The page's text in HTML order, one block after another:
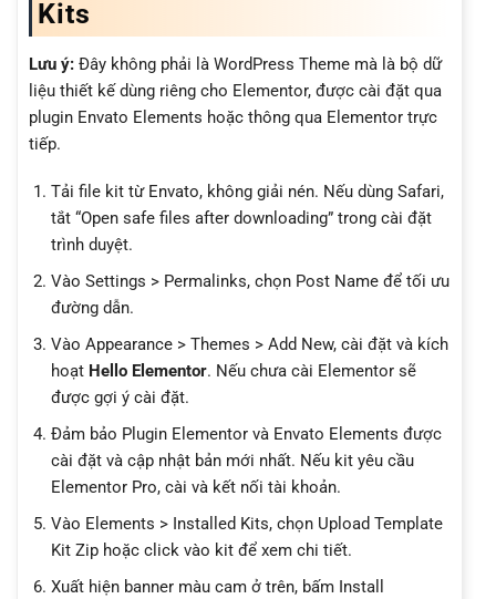
Kits
Lưu ý: Đây không phải là WordPress Theme mà là bộ dữ
liệu thiết kế dùng riêng cho Elementor, được cài đặt qua
plugin Envato Elements hoặc thông qua Elementor trực
tiếp.
Tải file kit từ Envato, không giải nén. Nếu dùng Safari,
tắt “Open safe files after downloading” trong cài đặt
trình duyệt.
Vào Settings > Permalinks, chọn Post Name để tối ưu
đường dẫn.
Vào Appearance > Themes > Add New, cài đặt và kích
hoạt Hello Elementor. Nếu chưa cài Elementor sẽ
được gợi ý cài đặt.
Đảm bảo Plugin Elementor và Envato Elements được
cài đặt và cập nhật bản mới nhất. Nếu kit yêu cầu
Elementor Pro, cài và kết nối tài khoản.
Vào Elements > Installed Kits, chọn Upload Template
Kit Zip hoặc click vào kit để xem chi tiết.
Xuất hiện banner màu cam ở trên, bấm Install